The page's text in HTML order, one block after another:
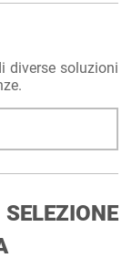
diverse soluzioni